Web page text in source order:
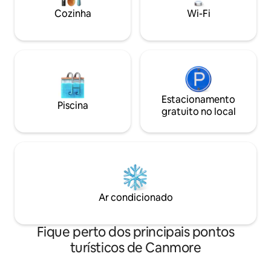
subterrânea. Caminhe até a cidade em
15 minutos ou
prolongadas. Sua
Cozinha Wi-Fi
Piscina
Estacionamento
gratuito no local
Ar condicionado
Fique perto dos principais pontos
turísticos de Canmore